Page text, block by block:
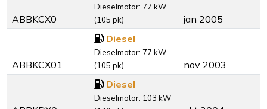
ABBKCX0
Dieselmotor: 77 kW
(105 pk)
jan 2005
ABBKCX01
Diesel
Dieselmotor: 77 kW
(105 pk)
nov 2003
Diesel
Dieselmotor: 103 kW